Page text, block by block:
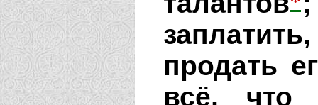
продать
всё, что